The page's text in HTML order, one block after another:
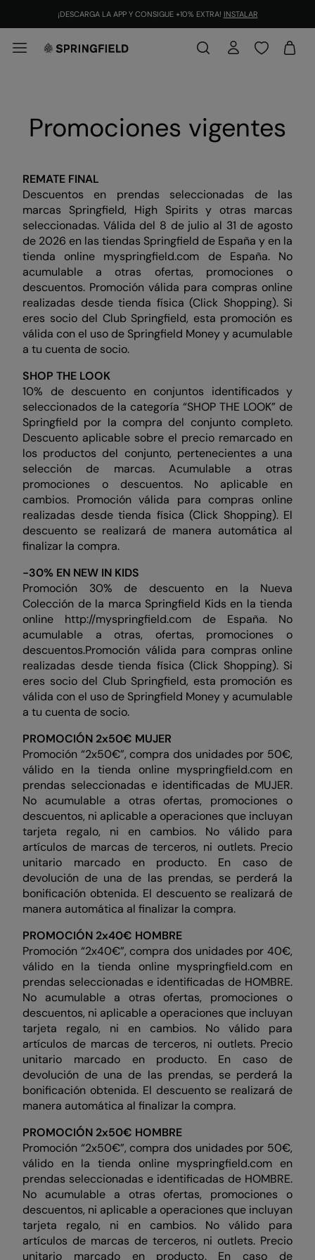
¡DESCARGA LA APP Y CONSIGUE +10% EXTRA! INSTALAR
Promociones vigentes
REMATE FINAL
Descuentos en prendas seleccionadas de las
marcas Springfield, High Spirits y otras marcas
seleccionadas. Válida del 8 de julio al 31 de agosto
de 2026 en las tiendas Springfield de España y en la
tienda online myspringfield.com de España. No
acumulable a otras ofertas, promociones o
descuentos. Promoción válida para compras online
realizadas desde tienda física (Click Shopping). Si
eres socio del Club Springfield, esta promoción es
válida con el uso de Springfield Money y acumulable
a tu cuenta de socio.
SHOP THE LOOK
10% de descuento en conjuntos identificados y
seleccionados de la categoría “SHOP THE LOOK” de
Springfield por la compra del conjunto completo.
Descuento aplicable sobre el precio remarcado en
los productos del conjunto, pertenecientes a una
selección de marcas. Acumulable a otras
promociones o descuentos. No aplicable en
cambios. Promoción válida para compras online
realizadas desde tienda física (Click Shopping). El
descuento se realizará de manera automática al
finalizar la compra.
-30% EN NEW IN KIDS
Promoción 30% de descuento en la Nueva
Colección de la marca Springfield Kids en la tienda
online http://myspringfield.com de España. No
acumulable a otras, ofertas, promociones o
descuentos.Promoción válida para compras online
realizadas desde tienda física (Click Shopping). Si
eres socio del Club Springfield, esta promoción es
válida con el uso de Springfield Money y acumulable
a tu cuenta de socio.
PROMOCIÓN 2x50€ MUJER
Promoción “2x50€”, compra dos unidades por 50€,
válido en la tienda online myspringfield.com en
prendas seleccionadas e identificadas de MUJER.
No acumulable a otras ofertas, promociones o
descuentos, ni aplicable a operaciones que incluyan
tarjeta regalo, ni en cambios. No válido para
artículos de marcas de terceros, ni outlets. Precio
unitario marcado en producto. En caso de
devolución de una de las prendas, se perderá la
bonificación obtenida. El descuento se realizará de
manera automática al finalizar la compra.
PROMOCIÓN 2x40€ HOMBRE
Promoción “2x40€”, compra dos unidades por 40€,
válido en la tienda online myspringfield.com en
prendas seleccionadas e identificadas de HOMBRE.
No acumulable a otras ofertas, promociones o
descuentos, ni aplicable a operaciones que incluyan
tarjeta regalo, ni en cambios. No válido para
artículos de marcas de terceros, ni outlets. Precio
unitario marcado en producto. En caso de
devolución de una de las prendas, se perderá la
bonificación obtenida. El descuento se realizará de
manera automática al finalizar la compra.
PROMOCIÓN 2x50€ HOMBRE
Promoción “2x50€”, compra dos unidades por 50€,
válido en la tienda online myspringfield.com en
prendas seleccionadas e identificadas de HOMBRE.
No acumulable a otras ofertas, promociones o
descuentos, ni aplicable a operaciones que incluyan
tarjeta regalo, ni en cambios. No válido para
artículos de marcas de terceros, ni outlets. Precio
unitario marcado en producto. En caso de